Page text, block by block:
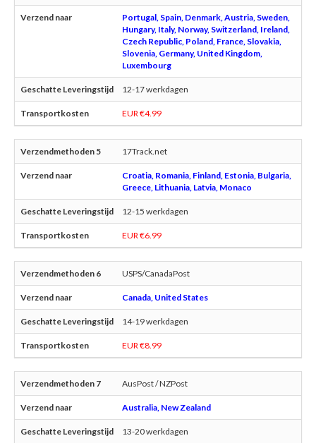
Portugal, Spain, Denmark, Austria, Sweden,
Hungary, Italy, Norway, Switzerland, Ireland,
Czech Republic, Poland, France, Slovakia,
Slovenia, Germany, United Kingdom,
Luxembourg
12-17 werkdagen
EUR €4.99
17Track.net
Croatia, Romania, Finland, Estonia, Bulgaria,
Greece, Lithuania, Latvia, Monaco
12-15 werkdagen
EUR €6.99
USPS/CanadaPost
Canada, United States
14-19 werkdagen
EUR €8.99
AusPost / NZPost
Australia, New Zealand
13-20 werkdagen